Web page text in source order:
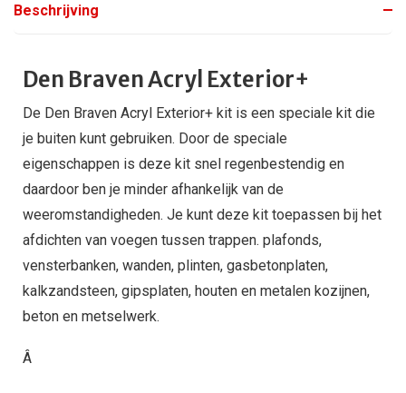
Beschrijving
Den Braven Acryl Exterior+
De Den Braven Acryl Exterior+ kit is een speciale kit die
je buiten kunt gebruiken. Door de speciale
eigenschappen is deze kit snel regenbestendig en
daardoor ben je minder afhankelijk van de
weeromstandigheden. Je kunt deze kit toepassen bij het
afdichten van voegen tussen trappen. plafonds,
vensterbanken, wanden, plinten, gasbetonplaten,
kalkzandsteen, gipsplaten, houten en metalen kozijnen,
beton en metselwerk.
Â